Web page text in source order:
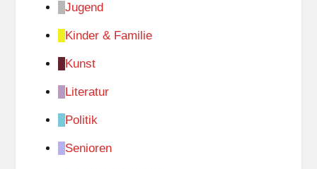
Jugend
Kinder & Familie
Kunst
Literatur
Politik
Senioren